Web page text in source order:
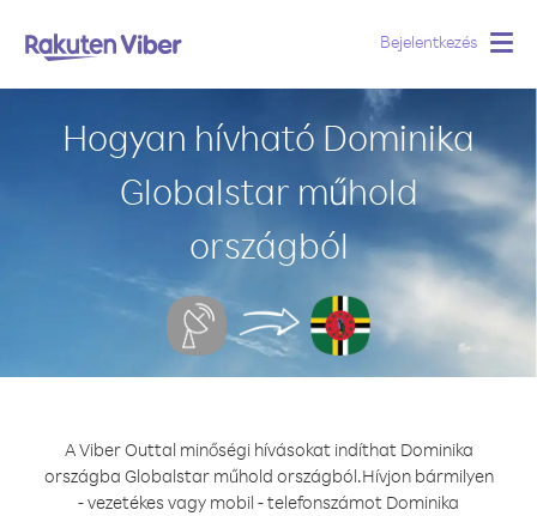
Bejelentkezés
Hogyan hívható Dominika
Globalstar műhold
országból
A Viber Outtal minőségi hívásokat indíthat Dominika
országba Globalstar műhold országból.Hívjon bármilyen
- vezetékes vagy mobil - telefonszámot Dominika